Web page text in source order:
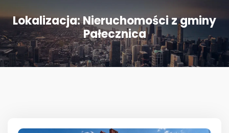
Lokalizacja:Nieruchomości z gminy
Pałecznica